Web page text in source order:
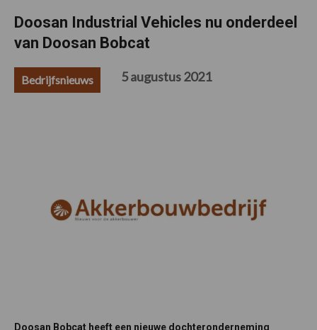
Doosan Industrial Vehicles nu onderdeel
van Doosan Bobcat
Bedrijfsnieuws 5 augustus 2021
Doosan Bobcat heeft een nieuwe dochteronderneming